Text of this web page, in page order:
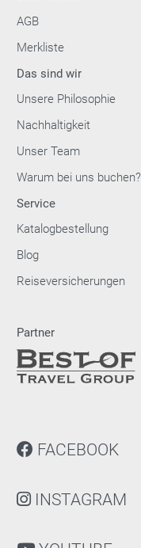
AGB
Merkliste
Das sind wir
Unsere Philosophie
Nachhaltigkeit
Unser Team
Warum bei uns buchen?
Service
Katalogbestellung
Blog
Reiseversicherungen
Partner
FACEBOOK
INSTAGRAM